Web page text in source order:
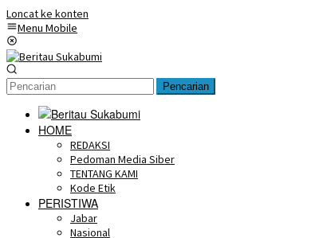
Loncat ke konten
Menu Mobile
Pencarian
HOME
REDAKSI
Pedoman Media Siber
TENTANG KAMI
Kode Etik
PERISTIWA
Jabar
Nasional